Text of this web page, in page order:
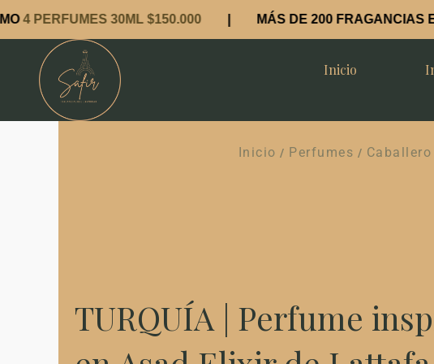
Ir
contenido
30ML $150.000| MÁS DE 200 FRAGANCIAS
Inicio
Inicio / Perfumes / Caballero
TURQUÍA | Perfume